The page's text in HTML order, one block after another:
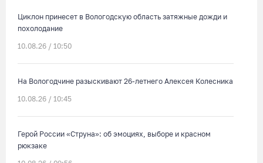
Циклон принесет в Вологодскую область затяжные дожди и
похолодание
10.08.26 / 10:50
На Вологодчине разыскивают 26-летнего Алексея Колесника
10.08.26 / 10:45
Герой России «Струна»: об эмоциях, выборе и красном
рюкзаке